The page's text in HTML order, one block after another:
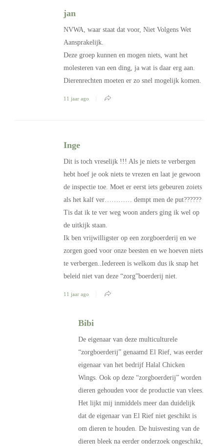
jan
NVWA, waar staat dat voor, Niet Volgens Wet
Aansprakelijk.
Deze groep kunnen en mogen niets, want het
molesteren van een ding, ja wat is daar erg aan.
Dierenrechten moeten er zo snel mogelijk komen.
11 jaar ago
Inge
Dit is toch vreselijk !!! Als je niets te verbergen
hebt hoef je ook niets te vrezen en laat je gewoon
de inspectie toe. Moet er eerst iets gebeuren zoiets
als het kalf ver………… dempt men de put??????
Tis dat ik te ver weg woon anders ging ik wel op
de uitkijk staan.
Ik ben vrijwilligster op een zorgboerderij en we
zorgen goed voor onze beesten en we hoeven niets
te verbergen..Iedereen is welkom dus ik snap het
beleid niet van deze “zorg”boerderij niet.
11 jaar ago
Bibi
De eigenaar van deze multiculturele
“zorgboerderij” genaamd El Rief, was eerder
eigenaar van het bedrijf Halal Chicken
Wings. Ook op deze “zorgboerderij” worden
dieren gehouden voor de productie van vlees.
Het lijkt mij inmiddels meer dan duidelijk
dat de eigenaar van El Rief niet geschikt is
om dieren te houden. De huisvesting van de
dieren bleek na eerder onderzoek ongeschikt,